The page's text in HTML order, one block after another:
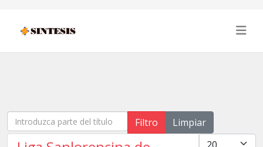
Introduzca parte del título Filtro
Limpiar
Cantidad